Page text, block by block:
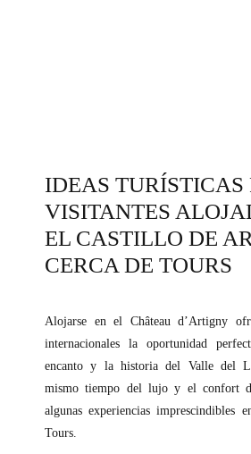
IDEAS TURÍSTICAS
VISITANTES
EL CASTILLO DE
CERCA DE TOURS
Alojarse en el Château d’Artigny
internacionales la oportunidad
encanto y la historia del Valle del
mismo tiempo del lujo y el confort
algunas experiencias imprescindibles
Tours.